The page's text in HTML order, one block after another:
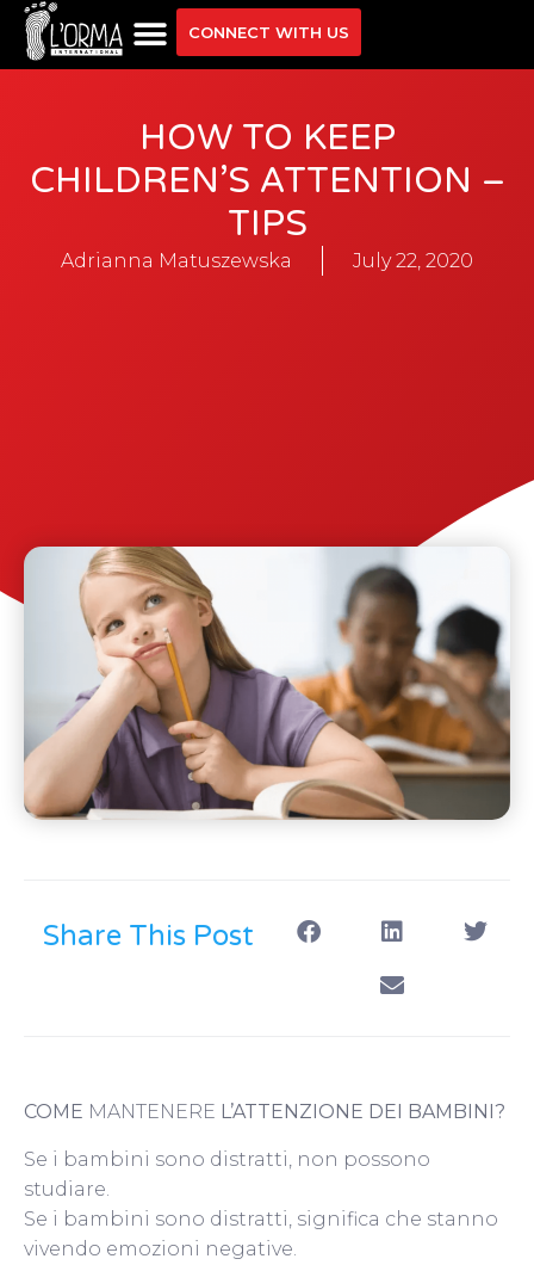
CONNECT WITH US
HOW TO KEEP
CHILDREN’S ATTENTION –
TIPS
Adrianna Matuszewska July 22, 2020
Share This Post
COME MANTENERE L’ATTENZIONE DEI BAMBINI?
Se i bambini sono distratti, non possono
studiare.
Se i bambini sono distratti, significa che stanno
vivendo emozioni negative.